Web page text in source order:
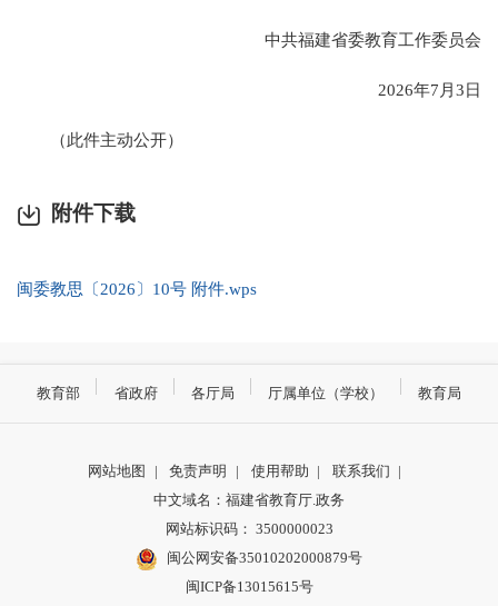
中共福建省委教育工作委员会
2026年7月3日
（此件主动公开）
附件下载
闽委教思〔2026〕10号 附件.wps
教育部 省政府 各厅局 厅属单位（学校） 教育局
网站地图 | 免责声明 | 使用帮助 | 联系我们 |
中文域名：福建省教育厅.政务
网站标识码： 3500000023
闽公网安备35010202000879号
闽ICP备13015615号